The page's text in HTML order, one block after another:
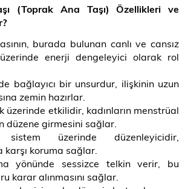
(Toprak Ana Taşı) Özellikleri ve
burada bulunan canlı ve cansız
üzerinde enerji dengeleyici olarak rol
bağlayıcı bir unsurdur, ilişkinin uzun
zemin hazırlar.
üzerinde etkilidir, kadınların menstrüal
düzene girmesini sağlar.
sistem üzerinde düzenleyicidir,
karşı koruma sağlar.
yönünde sessizce telkin verir, bu
karar alınmasını sağlar.